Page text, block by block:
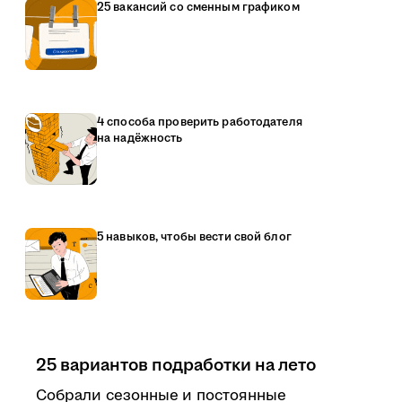
25 вакансий со сменным графиком
4 способа проверить работодателя
на надёжность
5 навыков, чтобы вести свой блог
25 вариантов подработки на лето
Собрали сезонные и постоянные